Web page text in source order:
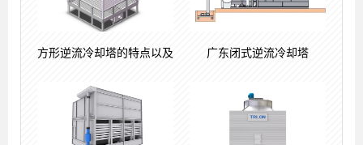
方形逆流冷却塔的特点以及 广东闭式逆流冷却塔